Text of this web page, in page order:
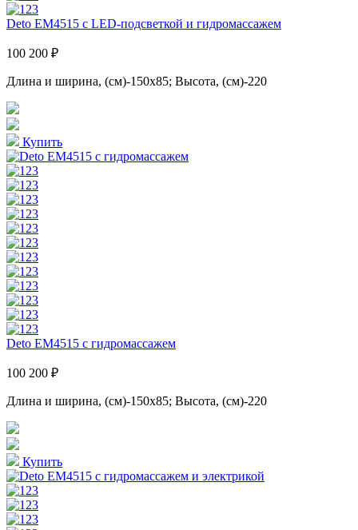
Deto EM4515 с LED-подсветкой и гидромассажем
100 200 ₽
Длина и ширина, (см)-150x85; Высота, (см)-220
Купить
Deto EM4515 с гидромассажем
100 200 ₽
Длина и ширина, (см)-150x85; Высота, (см)-220
Купить